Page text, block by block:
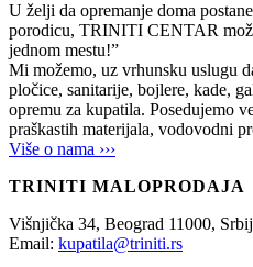
U želji da opremanje doma
porodicu, TRINITI CENTAR
jednom mestu!”
Mi možemo, uz vrhunsku uslugu
pločice, sanitarije, bojlere, kade,
opremu za kupatila. Posedujemo
praškastih materijala, vodovodni
Više o nama ›››
TRINITI MALOPRODAJA
Višnjička 34, Beograd 11000,
Email: kupatila@triniti.rs